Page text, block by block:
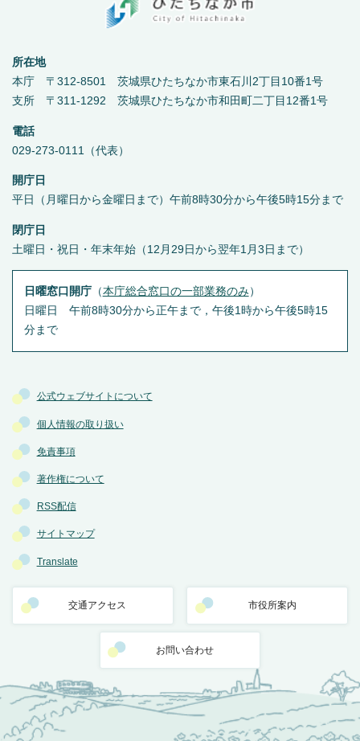
公式ウェブサイトについて
個人情報の取り扱い
免責事項
著作権について
RSS配信
サイトマップ
Translate
交通アクセス 市役所案内
お問い合わせ
所在地
本庁 〒312-8501 茨城県ひたちなか市東石川2丁目10番1号
支所 〒311-1292 茨城県ひたちなか市和田町二丁目12番1号
電話
029-273-0111（代表）
開庁日
平日（月曜日から金曜日まで）午前8時30分から午後5時15分まで
閉庁日
土曜日・祝日・年末年始（12月29日から翌年1月3日まで）
日曜窓口開庁（本庁総合窓口の一部業務のみ ）
日曜日 午前8時30分から正午まで，午後1時から午後5時15
分まで